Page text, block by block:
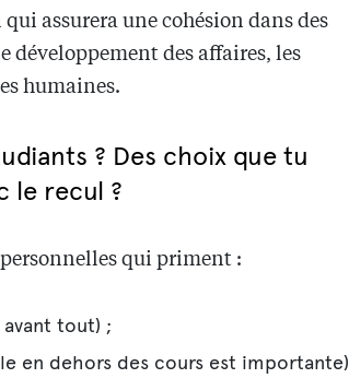
assurera une cohésion dans des
développement des affaires, les
humaines.
? Des choix que tu
le recul ?
qui priment :
tout) ;
en dehors des cours est importante)